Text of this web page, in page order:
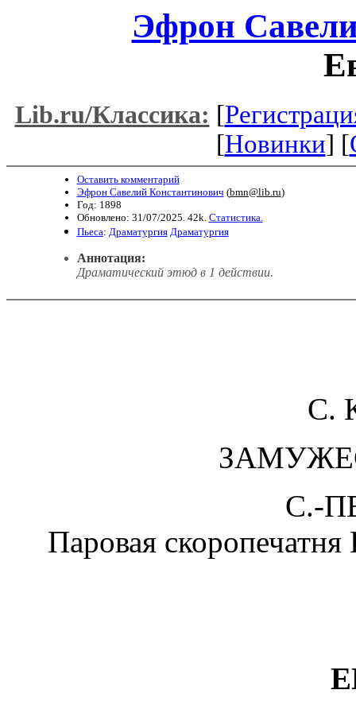
Эфрон
Lib.ru/Классика: [
[Новинки] [
Оставить комментарий
Эфрон Савелий Константинович (bmn@lib.ru)
Год: 1898
Обновлено: 31/07/2025. 42k. Статистика.
Пьеса: Драматургия Драматургия
Аннотация:
Драматический этюд в 1 действии.
C.
С.-
Паровая